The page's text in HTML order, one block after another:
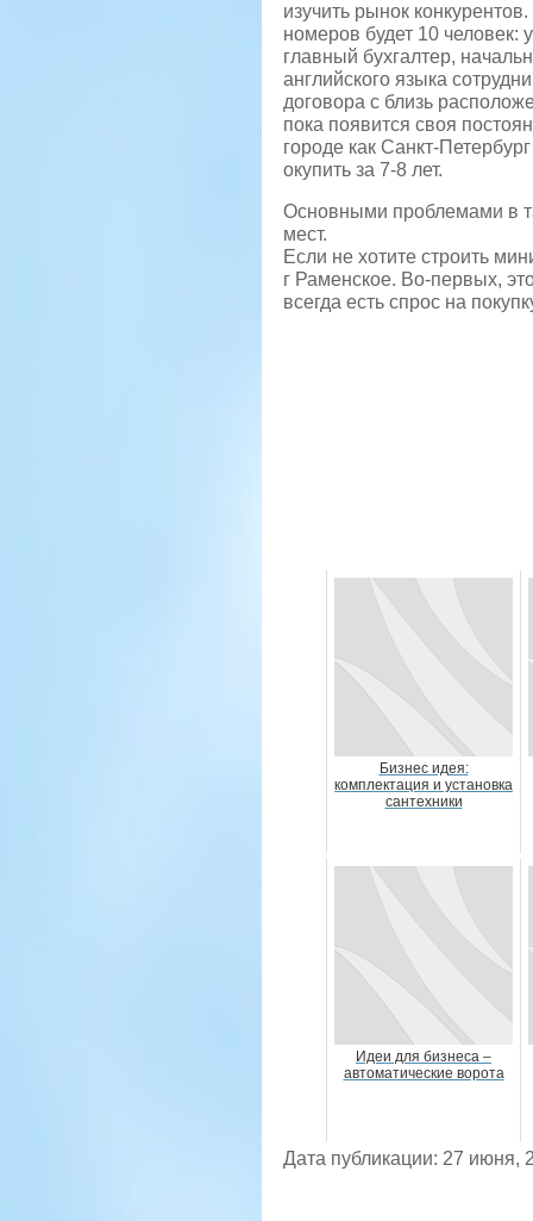
изучить рынок
номеров будет 10
главный бухгалтер,
английского языка
договора с близь
пока появится своя
городе как Санкт-
окупить за 7-8 лет.
Основными проблемами в
мест.
Если не хотите строить
г Раменское. Во-первых,
всегда есть спрос на
Бизнес идея:
комплектация и установка
сантехники
Идеи для бизнеса –
автоматические ворота
Дата публикации: 27 июня,